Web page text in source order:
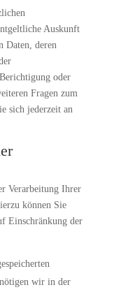
Auskunft
Daten, deren
oder
Fragen zum
sich jederzeit an
Verarbeitung Ihrer
können Sie
Einschränkung der
wir in der